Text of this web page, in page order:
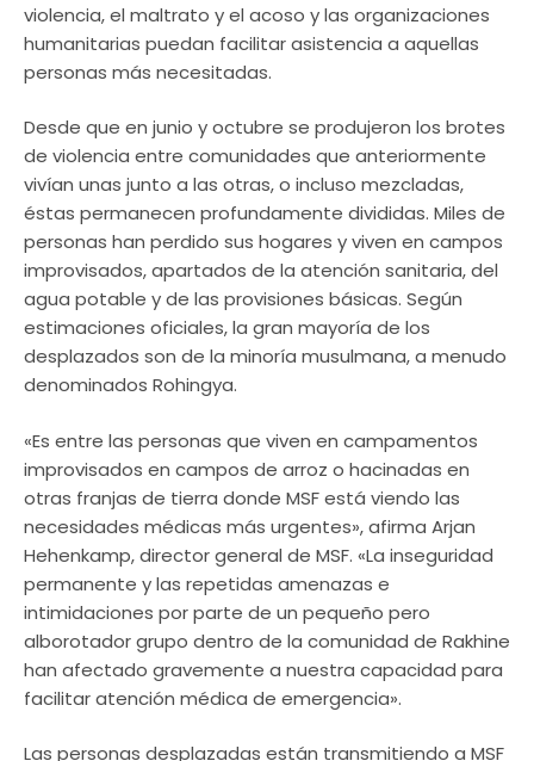
violencia, el maltrato y el acoso y las organizaciones
humanitarias puedan facilitar asistencia a aquellas
personas más necesitadas.
Desde que en junio y octubre se produjeron los brotes
de violencia entre comunidades que anteriormente
vivían unas junto a las otras, o incluso mezcladas,
éstas permanecen profundamente divididas. Miles de
personas han perdido sus hogares y viven en campos
improvisados, apartados de la atención sanitaria, del
agua potable y de las provisiones básicas. Según
estimaciones oficiales, la gran mayoría de los
desplazados son de la minoría musulmana, a menudo
denominados Rohingya.
«Es entre las personas que viven en campamentos
improvisados en campos de arroz o hacinadas en
otras franjas de tierra donde MSF está viendo las
necesidades médicas más urgentes», afirma Arjan
Hehenkamp, director general de MSF. «La inseguridad
permanente y las repetidas amenazas e
intimidaciones por parte de un pequeño pero
alborotador grupo dentro de la comunidad de Rakhine
han afectado gravemente a nuestra capacidad para
facilitar atención médica de emergencia».
Las personas desplazadas están transmitiendo a MSF